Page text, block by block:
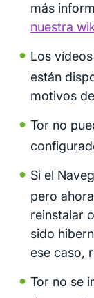
más
nuestra
Los
están
motivos
Tor no
Si el
pero
reinstalar
sido
ese caso,
Tor no se